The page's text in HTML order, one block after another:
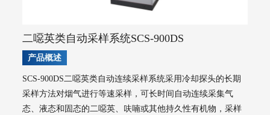
MODEL 2630-II-环境噪声自动监测仪
AQMS-900TE-交通污染溯源在线监测系统
AQMS-900VI/VII-环境空气非甲烷总烃在线监测系统
AQMS-900VC-环境空气挥发性有机物在线监测系统
AQMS-900VF-环境空气甲醛在线监测系统
AQMS-900TOFMS-多通道飞行时间质谱在线监测系统
二噁英类自动采样系统SCS-900DS
产品概述
SCS-900DS二噁英类自动连续采样系统采用冷却探头的长期
采样方法对烟气进行等速采样，可长时间自动连续采集气
态、液态和固态的二噁英、呋喃或其他持久性有机物，采样